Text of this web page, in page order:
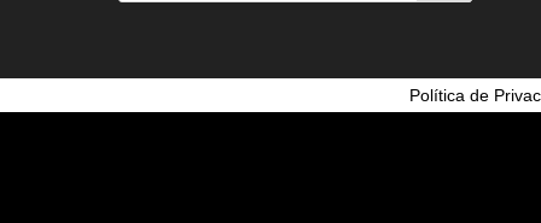
Política de